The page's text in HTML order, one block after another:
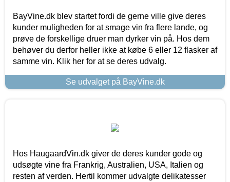
BayVine.dk blev startet fordi de gerne ville give deres
kunder muligheden for at smage vin fra flere lande, og
prøve de forskellige druer man dyrker vin på. Hos dem
behøver du derfor heller ikke at købe 6 eller 12 flasker af
samme vin. Klik her for at se deres udvalg.
Se udvalget på BayVine.dk
Hos HaugaardVin.dk giver de deres kunder gode og
udsøgte vine fra Frankrig, Australien, USA, Italien og
resten af verden. Hertil kommer udvalgte delikatesser